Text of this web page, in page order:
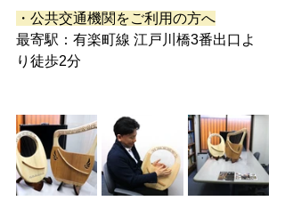
・公共交通機関をご利用の方へ
最寄駅：有楽町線 江戸川橋3番出口よ
り徒歩2分